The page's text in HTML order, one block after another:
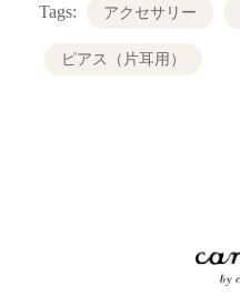
Tags: アクセサリー
ピアス（片耳用）